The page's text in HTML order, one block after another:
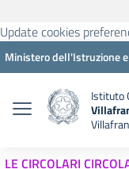
Update cookies
Ministero dell'Istruzione
Istituto
LE CIRCOLARI